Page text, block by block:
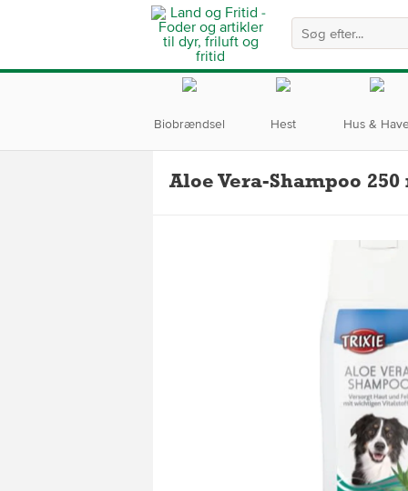
Biobrændsel Hest Hus & Have
Aloe Vera-Shampoo